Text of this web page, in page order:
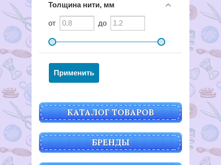
Толщина нити, мм
от до
КАТАЛОГ ТОВАРОВ
БРЕНДЫ